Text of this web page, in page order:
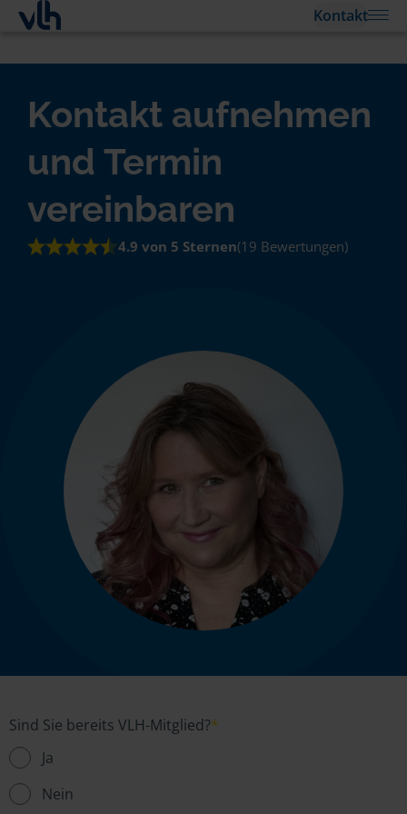
Kontakt
Kontakt aufnehmen
und Termin
vereinbaren
4.9 von 5 Sternen(19 Bewertungen)
Sind Sie bereits VLH-Mitglied?*
Ja
Nein